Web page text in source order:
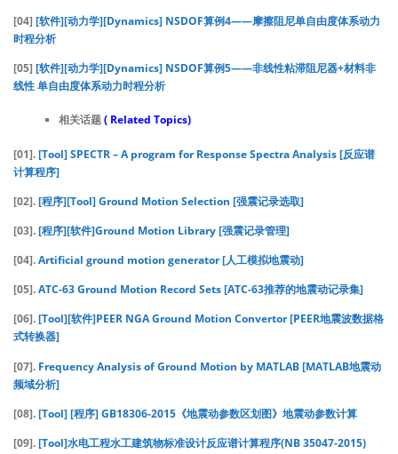
[04] [软件][动力学][Dynamics] NSDOF算例4——摩擦阻尼单自由度体系动力
时程分析
[05] [软件][动力学][Dynamics] NSDOF算例5——非线性粘滞阻尼器+材料非
线性 单自由度体系动力时程分析
相关话题( Related Topics)
[01].[Tool] SPECTR – A program for Response Spectra Analysis [反应谱
计算程序]
[02].[程序][Tool] Ground Motion Selection [强震记录选取]
[03].[程序][软件]Ground Motion Library [强震记录管理]
[04].Artificial ground motion generator [人工模拟地震动]
[05].ATC-63 Ground Motion Record Sets [ATC-63推荐的地震动记录集]
[06].[Tool][软件]PEER NGA Ground Motion Convertor [PEER地震波数据格
式转换器]
[07]. Frequency Analysis of Ground Motion by MATLAB [MATLAB地震动
频域分析]
[08].[Tool] [程序] GB18306-2015《地震动参数区划图》地震动参数计算
[09].[Tool]水电工程水工建筑物标准设计反应谱计算程序(NB 35047-2015)